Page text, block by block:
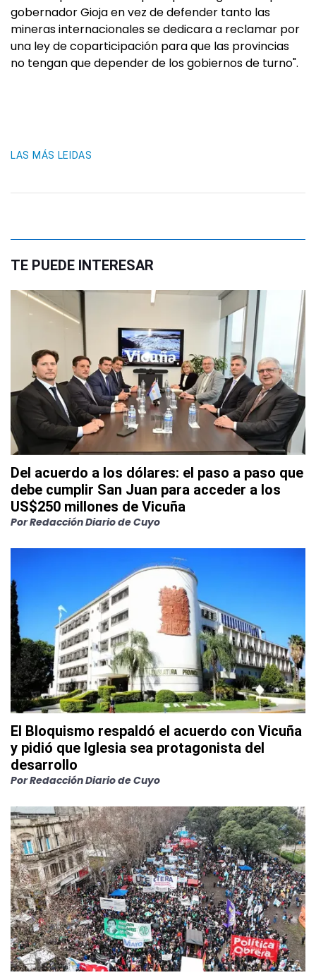
gobernador Gioja en vez de defender tanto las
mineras internacionales se dedicara a reclamar por
una ley de coparticipación para que las provincias
no tengan que depender de los gobiernos de turno".
LAS MÁS LEIDAS
TE PUEDE INTERESAR
Del acuerdo a los dólares: el paso a paso que
debe cumplir San Juan para acceder a los
US$250 millones de Vicuña
PorRedacción Diario de Cuyo
El Bloquismo respaldó el acuerdo con Vicuña
y pidió que Iglesia sea protagonista del
desarrollo
PorRedacción Diario de Cuyo